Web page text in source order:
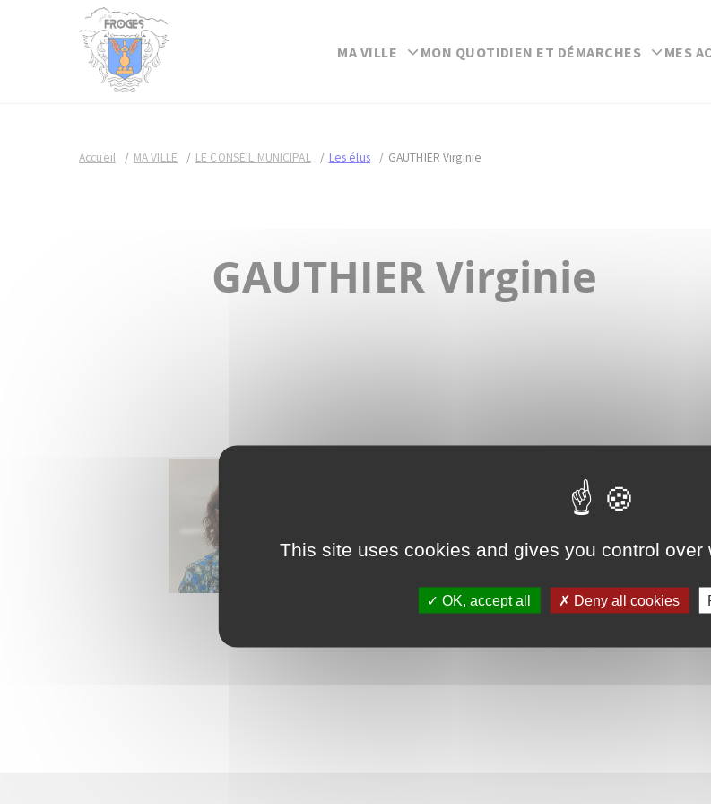
This site uses cookies and gives you control over
OK, accept all Deny all cookies
MA VILLE MON QUOTIDIEN ET DÉMARCHES MES
Accueil MA VILLE LE CONSEIL MUNICIPAL Les élus GAUTHIER Virginie
GAUTHIER Virginie